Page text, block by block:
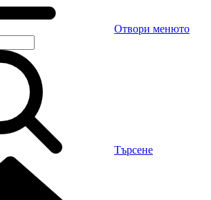
Отвори менюто
Търсене